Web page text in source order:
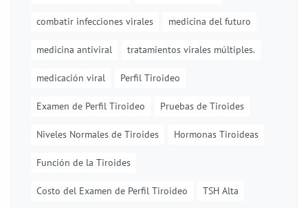
combatir infecciones virales medicina del futuro
medicina antiviral tratamientos virales múltiples.
medicación viral Perfil Tiroideo
Examen de Perfil Tiroideo Pruebas de Tiroides
Niveles Normales de Tiroides Hormonas Tiroideas
Función de la Tiroides
Costo del Examen de Perfil Tiroideo TSH Alta